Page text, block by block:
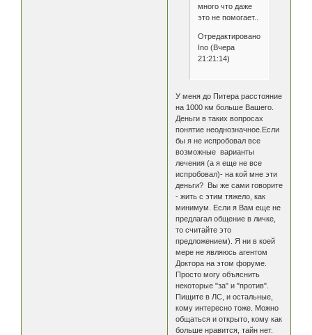
много что даже
это не помогает..
Отредактировано
Ino (Вчера
21:21:14)
У меня до Питера расстояние
на 1000 км больше Вашего.
Деньги в таких вопросах
понятие неоднозначное.Если
бы я не испробовал все
возможные варианты
лечения (а я еще не все
испробовал)- на кой мне эти
деньги? Вы же сами говорите
- жить с этим тяжело, как
минимум. Если я Вам еще не
предлагал общение в личке,
то считайте это
предложением). Я ни в коей
мере не являюсь агентом
Доктора на этом форуме.
Просто могу объяснить
некоторые "за" и "против".
Пищите в ЛС, и остальные,
кому интересно тоже. Можно
общаться и открыто, кому как
больше нравится, тайн нет.